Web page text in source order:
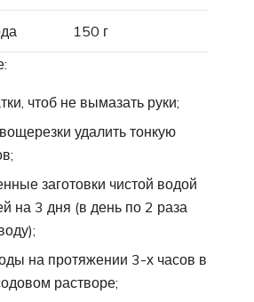
150 г
чтоб не вымазать руки;
удалить тонкую
заготовки чистой водой
на 3 дня (в день по 2 раза
на протяжении 3-х часов в
растворе;